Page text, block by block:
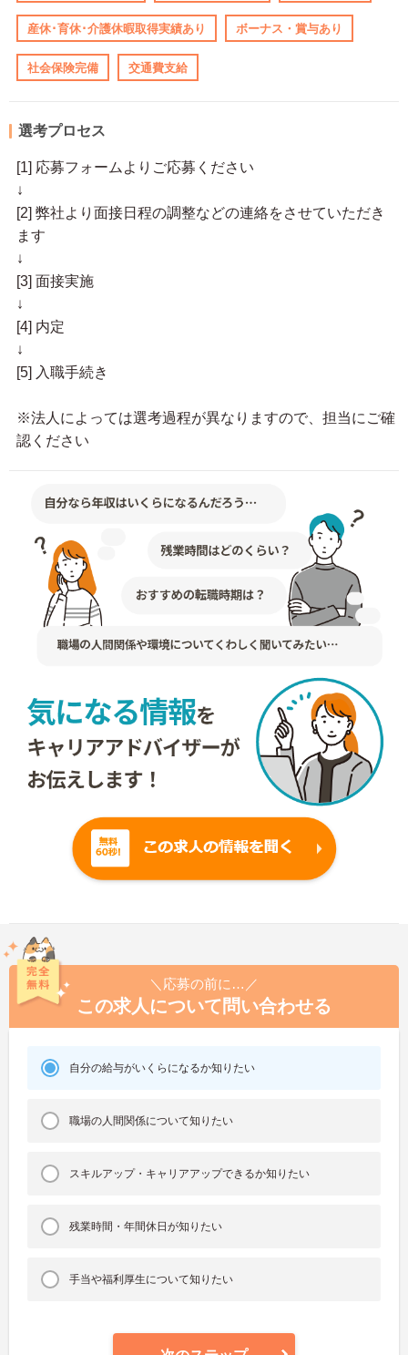
産休･育休･介護休暇取得実績あり ボーナス・賞与あり
社会保険完備 交通費支給
選考プロセス
[1] 応募フォームよりご応募ください
↓
[2] 弊社より面接日程の調整などの連絡をさせていただき
ます
↓
[3] 面接実施
↓
[4] 内定
↓
[5] 入職手続き
※法人によっては選考過程が異なりますので、担当にご確
認ください
＼応募の前に…／
この求人について問い合わせる
自分の給与がいくらになるか知りたい
職場の人間関係について知りたい
スキルアップ・キャリアアップできるか知りたい
残業時間・年間休日が知りたい
手当や福利厚生について知りたい